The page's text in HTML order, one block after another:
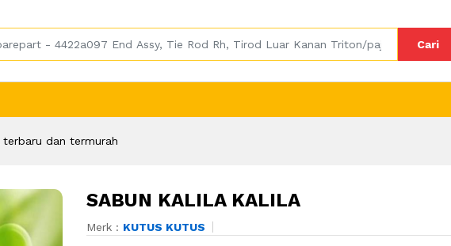
Cari
terbaru dan termurah
SABUN KALILA KALILA
Merk : KUTUS KUTUS